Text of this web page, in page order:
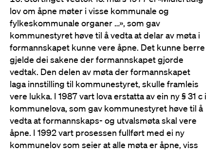
lov om åpne møter i visse kommunale og
fylkeskommunale organer …», som gav
kommunestyret høve til å vedta at delar av møta i
formannskapet kunne vere åpne. Det kunne berre
gjelde dei sakene der formannskapet gjorde
vedtak. Den delen av møta der formannskapet
laga innstilling til kommunestyret, skulle framleis
vere lukka. I 1987 vart lova erstatta av ein ny § 31 c i
kommunelova, som gav kommunestyret høve til å
vedta at formannskaps- og utvalsmøta skal vere
åpne. I 1992 vart prosessen fullført med ei ny
kommunelov som seier at alle møta er åpne, viss